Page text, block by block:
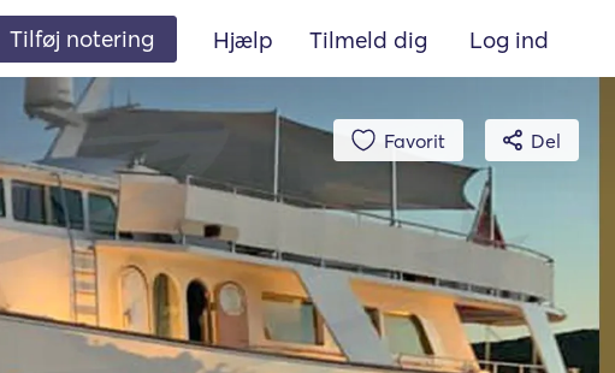
Tilføj notering Hjælp Tilmeld dig Log ind
Favorit Del